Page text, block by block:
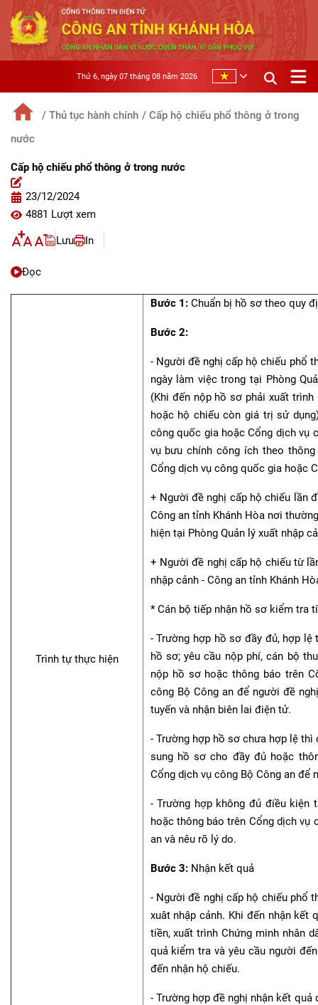
Thứ 6, ngày 07 tháng 08 năm 2026
/ Thủ tục hành chính / Cấp hộ chiếu phổ thông ở trong
nước
Cấp hộ chiếu phổ thông ở trong nước
23/12/2024
4881 Lượt xem
Lưu In
Đọc
Trình tự thực hiện
Bước 1:Chuẩn bị hồ sơ theo quy
Bước 2:
- Người đề nghị cấp hộ chiếu phổ
ngày làm việc trong tại Phòng
(Khi đến nộp hồ sơ phải xuất
hoặc hộ chiếu còn giá trị sử
công quốc gia hoặc Cổng dịch vụ
vụ bưu chính công ích theo
Cổng dịch vụ công quốc gia hoặc
+ Người đề nghị cấp hộ chiếu lần
Công an tỉnh Khánh Hòa nơi
hiện tại Phòng Quản lý xuất nhập
+ Người đề nghị cấp hộ chiếu từ
nhập cảnh - Công an tỉnh Khánh
* Cán bộ tiếp nhận hồ sơ kiểm tra
- Trường hợp hồ sơ đầy đủ, hợp
hồ sơ; yêu cầu nộp phí, cán bộ
nộp hồ sơ hoặc thông báo trên
công Bộ Công an để người đề
tuyến và nhận biên lai điện tử.
- Trường hợp hồ sơ chưa hợp lệ
sung hồ sơ cho đầy đủ hoặc
Cổng dịch vụ công Bộ Công an để
- Trường hợp không đủ điều kiện
hoặc thông báo trên Cổng dịch vụ
an và nêu rõ lý do.
Bước 3: Nhận kết quả
- Người đề nghị cấp hộ chiếu phổ
xuât nhập cảnh. Khi đến nhận kết
tiền, xuất trình Chứng minh nhân
quả kiểm tra và yêu cầu người
đến nhận hộ chiếu.
- Trường hợp đề nghị nhận kết